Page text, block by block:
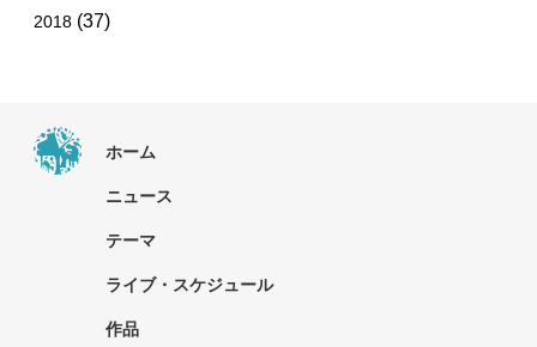
2018 (37)
ホーム
ニュース
テーマ
ライブ・スケジュール
作品